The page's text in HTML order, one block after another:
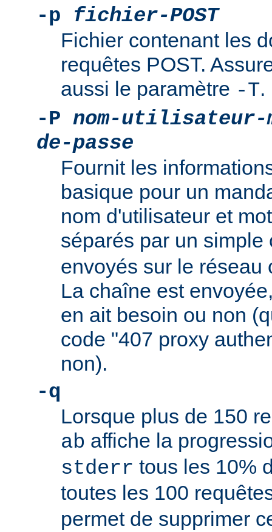
-p fichier-POST
Fichier contenant les
requêtes POST.
aussi le paramètre -T.
-P nom-utilisateur-
de-passe
Fournit les
basique pour un
nom d'utilisateur et
séparés par un
envoyés sur le réseau
La chaîne est
en ait besoin ou non
code "407 proxy
non).
-q
Lorsque plus de 150
ab affiche la
stderr tous les 10%
toutes les 100
permet de supprimer